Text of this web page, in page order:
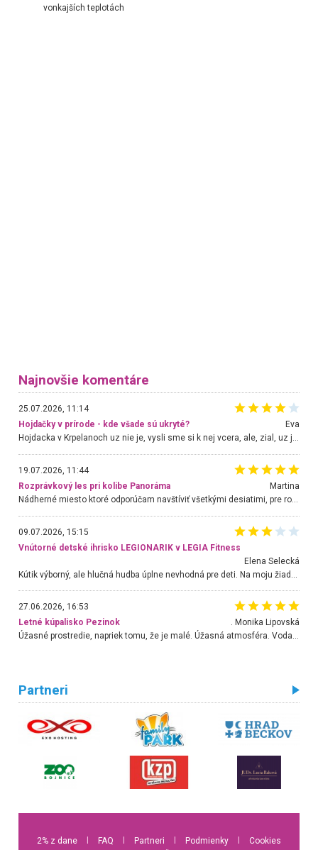
vonkajších teplotách
Najnovšie komentáre
25.07.2026, 11:14
Hojdačky v prírode - kde všade sú ukryté?
Eva
Hojdacka v Krpelanoch uz nie je, vysli sme si k nej vcera, ale, zial, uz je znicena. Ak sem planujete cestu len kvoli hojdacke, mozete si ju usetrit. Krasny vyhlad je tu vsak aj bez hojdacky :-)
19.07.2026, 11:44
Rozprávkový les pri kolibe Panoráma
Martina
Nádherné miesto ktoré odporúčam navštíviť všetkými desiatimi, pre rodiny s deťmi, dôchodcom... Proste a jednoducho ozaj rozprávkový les.. určite ešte prídeme. Odniesli sme si na pamiatku krásne tričká,
09.07.2026, 15:15
Vnútorné detské ihrisko LEGIONARIK v LEGIA Fitness
Elena Selecká
27.06.2026, 16:53
Letné kúpalisko Pezinok
. Monika Lipovská
Úžasné prostredie, napriek tomu, že je malé. Úžasná atmosféra. Voda fantastická a nádherná. Ľudí je pomerne veľa, ale su mili a ohľaduplní. Je veľmi zaujímavé sledovať, ako dokážu spolu športovať cudzí ľudia a bez ohľadu na vek. Vládne tu pohoda. Vnuka neviem dostať z vody. Ďakujem za krásny deň . Urcite sa sem vrátim. Jediný problém je s parkovaním, ale aj ten sa mi podarilo vyriešiť. Monika Bratislava
Partneri
2% z dane FAQ Partneri Podmienky
Cookies